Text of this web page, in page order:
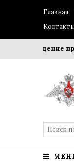
Главная
Соблюдение